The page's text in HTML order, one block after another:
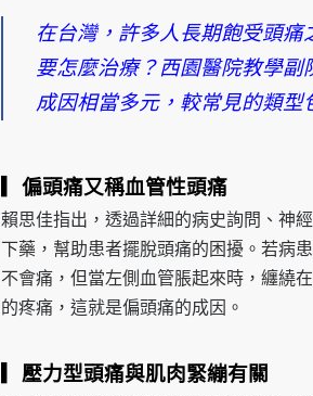
在台灣，許多人長期飽受頭
要怎麼治療？西園醫院教學
成因相當多元，較常見的類型
▎偏頭痛又稱血管性頭痛
賴思佳指出，透過詳細的病史詢問、神
下藥，幫助患者擺脫頭痛的困擾。若病
不會痛，但當左側血管脹起來時，纏繞
的疼痛，這就是偏頭痛的成因。
▎壓力型頭痛與肌肉緊繃有關